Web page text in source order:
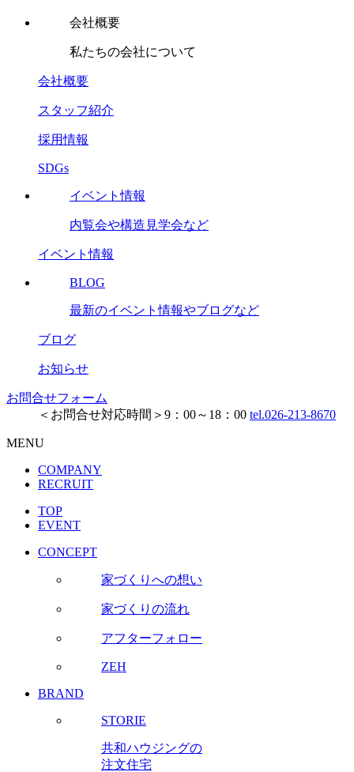
会社概要
私たちの会社について
会社概要
スタッフ紹介
採用情報
SDGs
イベント情報
内覧会や構造見学会など
イベント情報
BLOG
最新のイベント情報やブログなど
ブログ
お知らせ
お問合せフォーム
＜お問合せ対応時間＞9：00～18：00 tel.026-213-8670
MENU
COMPANY
RECRUIT
TOP
EVENT
CONCEPT
家づくりへの想い
家づくりの流れ
アフターフォロー
ZEH
BRAND
STORIE
共和ハウジングの
注文住宅